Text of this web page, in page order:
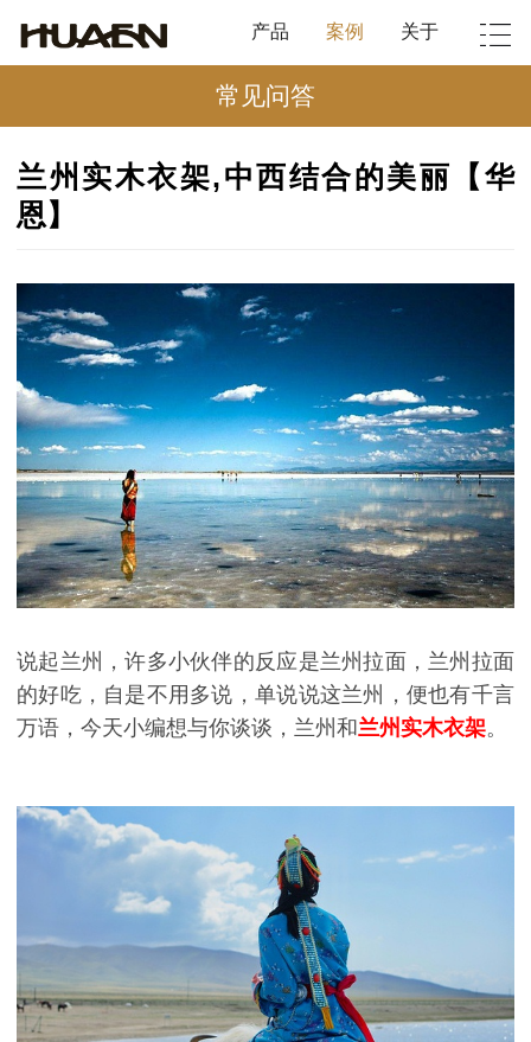
产品 案例 关于
常见问答
兰州实木衣架,中西结合的美丽【华
恩】
说起兰州，许多小伙伴的反应是兰州拉面，兰州拉面
的好吃，自是不用多说，单说说这兰州，便也有千言
万语，今天小编想与你谈谈，兰州和兰州实木衣架。